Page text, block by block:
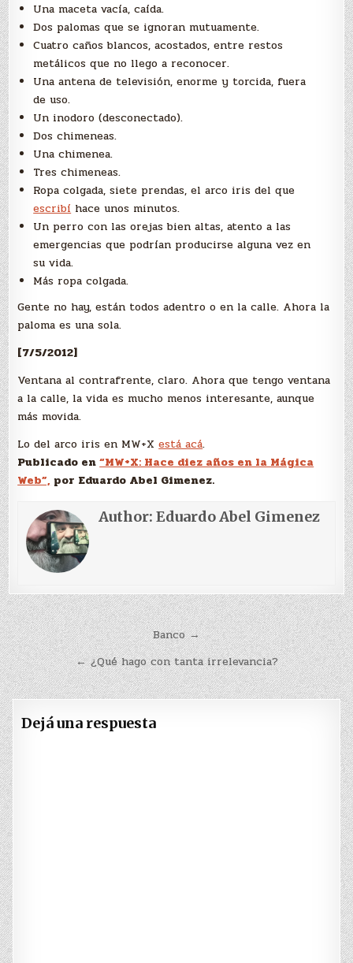
Una maceta vacía, caída.
Dos palomas que se ignoran mutuamente.
Cuatro caños blancos, acostados, entre restos
metálicos que no llego a reconocer.
Una antena de televisión, enorme y torcida, fuera
de uso.
Un inodoro (desconectado).
Dos chimeneas.
Una chimenea.
Tres chimeneas.
Ropa colgada, siete prendas, el arco iris del que
escribí hace unos minutos.
Un perro con las orejas bien altas, atento a las
emergencias que podrían producirse alguna vez en
su vida.
Más ropa colgada.
Gente no hay, están todos adentro o en la calle. Ahora la
paloma es una sola.
[7/5/2012]
Ventana al contrafrente, claro. Ahora que tengo ventana
a la calle, la vida es mucho menos interesante, aunque
más movida.
Lo del arco iris en MW+Xestá acá.
Publicado en“MW+X: Hace diez años en la Mágica
Web”, por Eduardo Abel Gimenez.
Author:Eduardo Abel Gimenez
Navegación
de
entradas
Banco →
← ¿Qué hago con tanta irrelevancia?
Dejá una respuesta